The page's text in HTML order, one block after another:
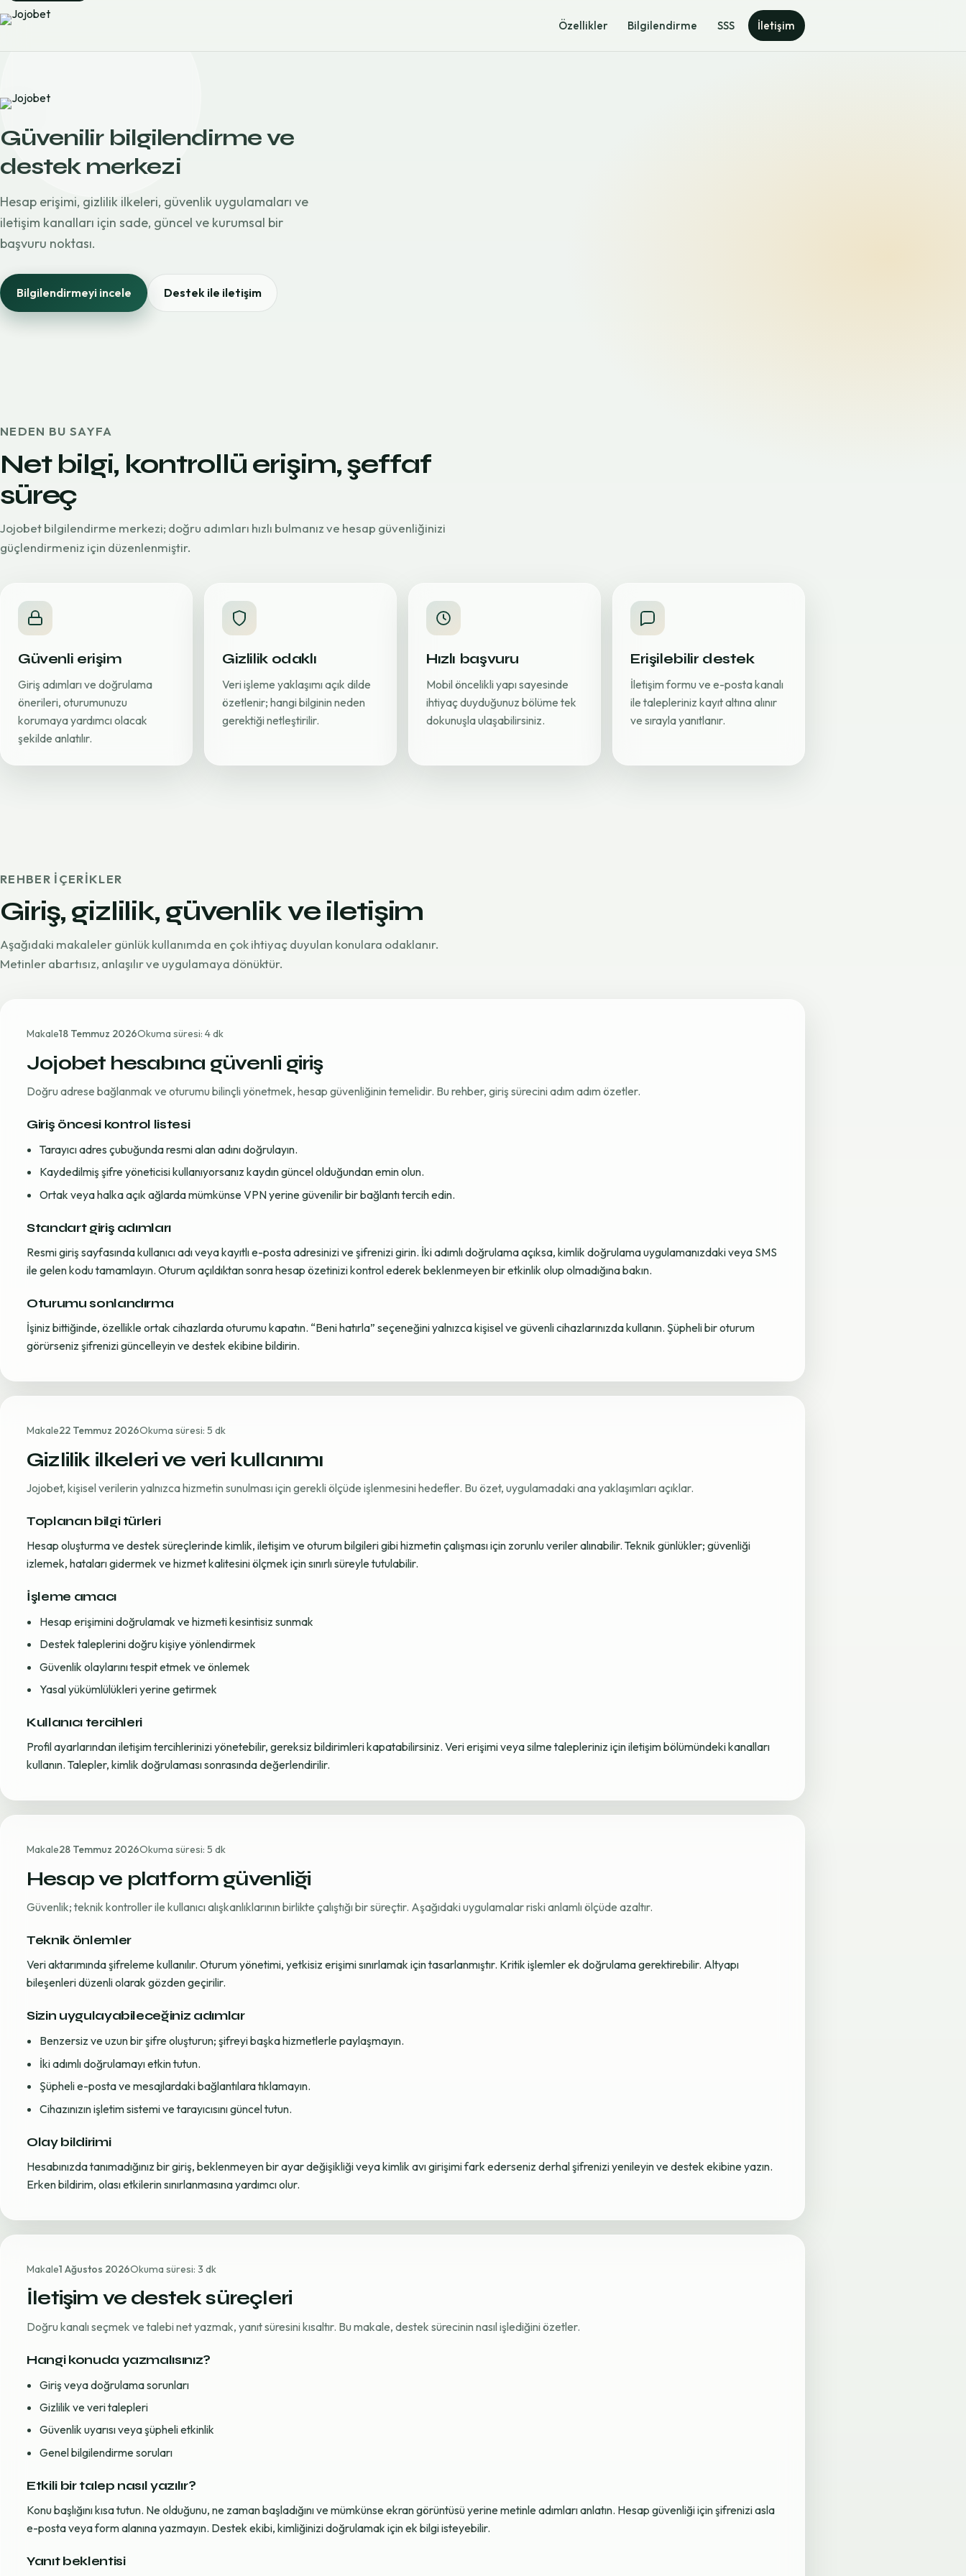
Özellikler Bilgilendirme SSS İletişim
Güvenilir bilgilendirme ve
destek merkezi
Hesap erişimi, gizlilik ilkeleri, güvenlik uygulamaları ve
iletişim kanalları için sade, güncel ve kurumsal bir
başvuru noktası.
Bilgilendirmeyi incele Destek ile iletişim
NEDEN BU SAYFA
Net bilgi, kontrollü erişim, şeffaf
süreç
Jojobet bilgilendirme merkezi; doğru adımları hızlı bulmanız ve hesap güvenliğinizi
güçlendirmeniz için düzenlenmiştir.
Güvenli erişim
Giriş adımları ve doğrulama
önerileri, oturumunuzu
korumaya yardımcı olacak
şekilde anlatılır.
Gizlilik odaklı
Veri işleme yaklaşımı açık dilde
özetlenir; hangi bilginin neden
gerektiği netleştirilir.
Hızlı başvuru
Mobil öncelikli yapı sayesinde
ihtiyaç duyduğunuz bölüme tek
dokunuşla ulaşabilirsiniz.
Erişilebilir destek
İletişim formu ve e-posta kanalı
ile talepleriniz kayıt altına alınır
ve sırayla yanıtlanır.
REHBER IÇERIKLER
Giriş, gizlilik, güvenlik ve iletişim
Aşağıdaki makaleler günlük kullanımda en çok ihtiyaç duyulan konulara odaklanır.
Metinler abartısız, anlaşılır ve uygulamaya dönüktür.
Makale18 Temmuz 2026Okuma süresi: 4 dk
Jojobet hesabına güvenli giriş
Doğru adrese bağlanmak ve oturumu bilinçli yönetmek, hesap güvenliğinin temelidir. Bu rehber, giriş sürecini adım adım özetler.
Giriş öncesi kontrol listesi
Tarayıcı adres çubuğunda resmi alan adını doğrulayın.
Kaydedilmiş şifre yöneticisi kullanıyorsanız kaydın güncel olduğundan emin olun.
Ortak veya halka açık ağlarda mümkünse VPN yerine güvenilir bir bağlantı tercih edin.
Standart giriş adımları
Resmi giriş sayfasında kullanıcı adı veya kayıtlı e-posta adresinizi ve şifrenizi girin. İki adımlı doğrulama açıksa, kimlik doğrulama uygulamanızdaki veya SMS
ile gelen kodu tamamlayın. Oturum açıldıktan sonra hesap özetinizi kontrol ederek beklenmeyen bir etkinlik olup olmadığına bakın.
Oturumu sonlandırma
İşiniz bittiğinde, özellikle ortak cihazlarda oturumu kapatın. “Beni hatırla” seçeneğini yalnızca kişisel ve güvenli cihazlarınızda kullanın. Şüpheli bir oturum
görürseniz şifrenizi güncelleyin ve destek ekibine bildirin.
Makale22 Temmuz 2026Okuma süresi: 5 dk
Gizlilik ilkeleri ve veri kullanımı
Jojobet, kişisel verilerin yalnızca hizmetin sunulması için gerekli ölçüde işlenmesini hedefler. Bu özet, uygulamadaki ana yaklaşımları açıklar.
Toplanan bilgi türleri
Hesap oluşturma ve destek süreçlerinde kimlik, iletişim ve oturum bilgileri gibi hizmetin çalışması için zorunlu veriler alınabilir. Teknik günlükler; güvenliği
izlemek, hataları gidermek ve hizmet kalitesini ölçmek için sınırlı süreyle tutulabilir.
İşleme amacı
Hesap erişimini doğrulamak ve hizmeti kesintisiz sunmak
Destek taleplerini doğru kişiye yönlendirmek
Güvenlik olaylarını tespit etmek ve önlemek
Yasal yükümlülükleri yerine getirmek
Kullanıcı tercihleri
Profil ayarlarından iletişim tercihlerinizi yönetebilir, gereksiz bildirimleri kapatabilirsiniz. Veri erişimi veya silme talepleriniz için iletişim bölümündeki kanalları
kullanın. Talepler, kimlik doğrulaması sonrasında değerlendirilir.
Makale28 Temmuz 2026Okuma süresi: 5 dk
Hesap ve platform güvenliği
Güvenlik; teknik kontroller ile kullanıcı alışkanlıklarının birlikte çalıştığı bir süreçtir. Aşağıdaki uygulamalar riski anlamlı ölçüde azaltır.
Teknik önlemler
Veri aktarımında şifreleme kullanılır. Oturum yönetimi, yetkisiz erişimi sınırlamak için tasarlanmıştır. Kritik işlemler ek doğrulama gerektirebilir. Altyapı
bileşenleri düzenli olarak gözden geçirilir.
Sizin uygulayabileceğiniz adımlar
Benzersiz ve uzun bir şifre oluşturun; şifreyi başka hizmetlerle paylaşmayın.
İki adımlı doğrulamayı etkin tutun.
Şüpheli e-posta ve mesajlardaki bağlantılara tıklamayın.
Cihazınızın işletim sistemi ve tarayıcısını güncel tutun.
Olay bildirimi
Hesabınızda tanımadığınız bir giriş, beklenmeyen bir ayar değişikliği veya kimlik avı girişimi fark ederseniz derhal şifrenizi yenileyin ve destek ekibine yazın.
Erken bildirim, olası etkilerin sınırlanmasına yardımcı olur.
Makale1 Ağustos 2026Okuma süresi: 3 dk
İletişim ve destek süreçleri
Doğru kanalı seçmek ve talebi net yazmak, yanıt süresini kısaltır. Bu makale, destek sürecinin nasıl işlediğini özetler.
Hangi konuda yazmalısınız?
Giriş veya doğrulama sorunları
Gizlilik ve veri talepleri
Güvenlik uyarısı veya şüpheli etkinlik
Genel bilgilendirme soruları
Etkili bir talep nasıl yazılır?
Konu başlığını kısa tutun. Ne olduğunu, ne zaman başladığını ve mümkünse ekran görüntüsü yerine metinle adımları anlatın. Hesap güvenliği için şifrenizi asla
e-posta veya form alanına yazmayın. Destek ekibi, kimliğinizi doğrulamak için ek bilgi isteyebilir.
Yanıt beklentisi